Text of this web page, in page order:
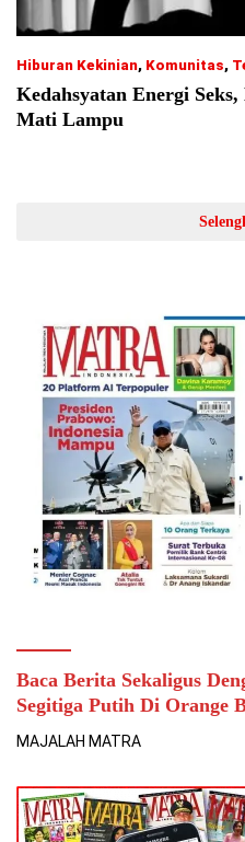
Hiburan Kekinian, Komunitas,
Kedahsyatan Energi
Mati Lampu
Baca Berita Sekaligus
Segitiga Putih Di Orange
MAJALAH MATRA